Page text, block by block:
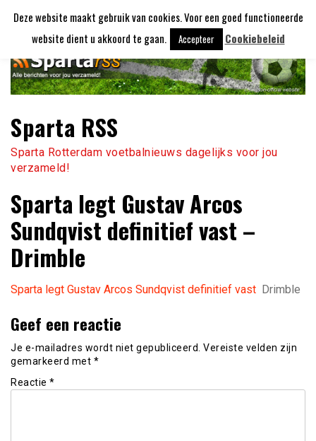
naar
Sparta RSS
Sparta Rotterdam voetbalnieuws dagelijks voor jou
verzameld!
Sparta legt Gustav Arcos
Sundqvist definitief vast –
Drimble
Sparta legt Gustav Arcos Sundqvist definitief vast Drimble
Geef een reactie
Je e-mailadres wordt niet gepubliceerd. Vereiste velden zijn
gemarkeerd met *
Reactie *
Deze website maakt gebruik van cookies. Voor een goed functioneerde
website dient u akkoord te gaan.
Accepteer Cookiebeleid